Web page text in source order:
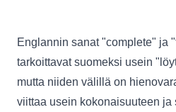
Englannin sanat "complete" ja
tarkoittavat suomeksi usein
mutta niiden välillä on
viittaa usein kokonaisuuteen ja